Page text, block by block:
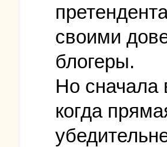
своими
блогеры.
Но сначала
когда